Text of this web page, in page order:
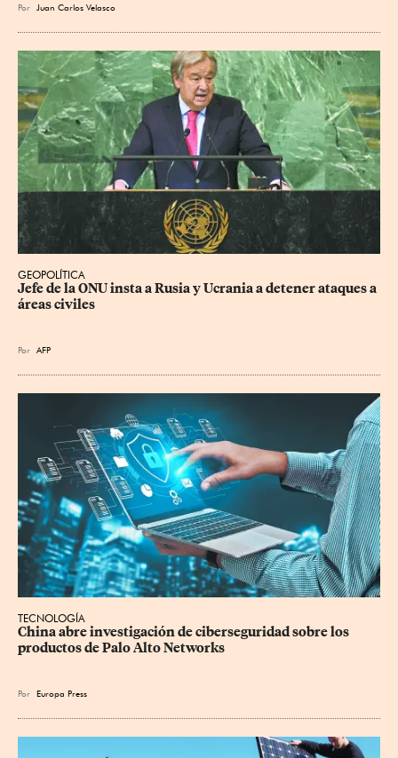
Por Juan Carlos Velasco
GEOPOLÍTICA
Jefe de la ONU insta a Rusia y Ucrania a detener ataques a
áreas civiles
Por AFP
TECNOLOGÍA
China abre investigación de ciberseguridad sobre los
productos de Palo Alto Networks
Por Europa Press